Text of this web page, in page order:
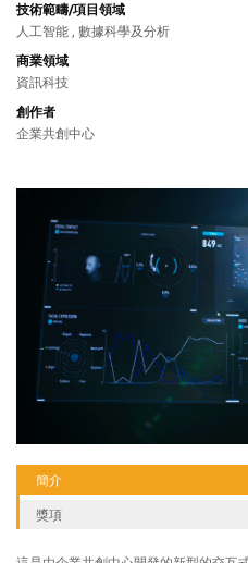
技術範疇/項目領域
人工智能 , 數據科學及分析
商業領域
資訊科技
創作者
企業共創中心
簡介
獎項